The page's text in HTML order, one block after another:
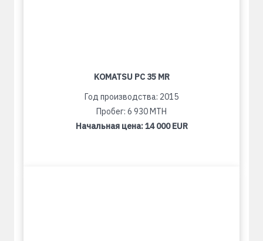
KOMATSU PC 35 MR
Год производства: 2015
Пробег: 6 930 MTH
Начальная цена:14 000 EUR